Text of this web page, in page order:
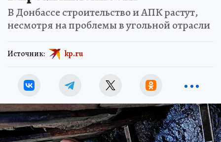
В Донбассе строительство и АПК растут,
несмотря на проблемы в угольной отрасли
Источник: kp.ru